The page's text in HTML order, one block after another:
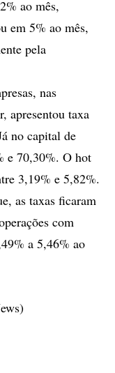
ao mês,
em 5% ao mês,
pela
nas
apresentou taxa
no capital de
e 70,30%. O hot
3,19% e 5,82%.
as taxas ficaram
com
a 5,46% ao